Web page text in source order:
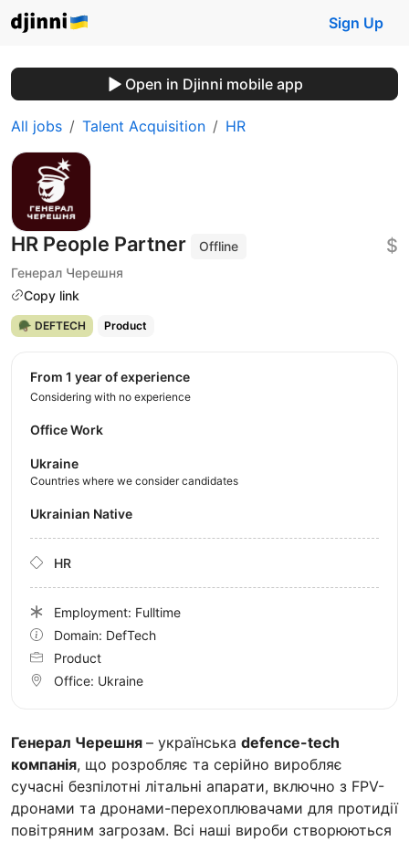
Sign Up
Open in Djinni mobile app
All jobs Talent Acquisition HR
HR People Partner
Offline
Генерал Черешня
Copy link
$
🪖 DEFTECH Product
Генерал Черешня – українська defence-tech
компанія, що розробляє та серійно виробляє
сучасні безпілотні літальні апарати, включно з FPV-
дронами та дронами-перехоплювачами для протидії
повітряним загрозам. Всі наші вироби створюються
from 1 year of experience
Considering with no experience
Office Work
Ukraine
Countries where we consider candidates
Ukrainian Native
HR
Employment: Fulltime
Domain: DefTech
Product
Office: Ukraine